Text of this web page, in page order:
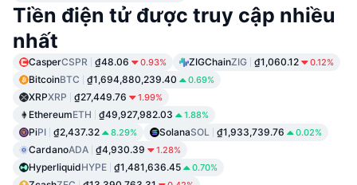
Tiền điện tử được truy cập nhiều
nhất
CasperCSPR ₫48.06 0.93% ZIGChainZIG ₫1,060.12 0.12%
BitcoinBTC ₫1,694,880,239.40 0.69%
XRPXRP ₫27,449.76 1.99%
EthereumETH ₫49,927,982.03 1.88%
PiPI ₫2,437.32 8.29% SolanaSOL ₫1,933,739.76 0.02%
CardanoADA ₫4,930.39 1.28%
HyperliquidHYPE ₫1,481,636.45 0.70%